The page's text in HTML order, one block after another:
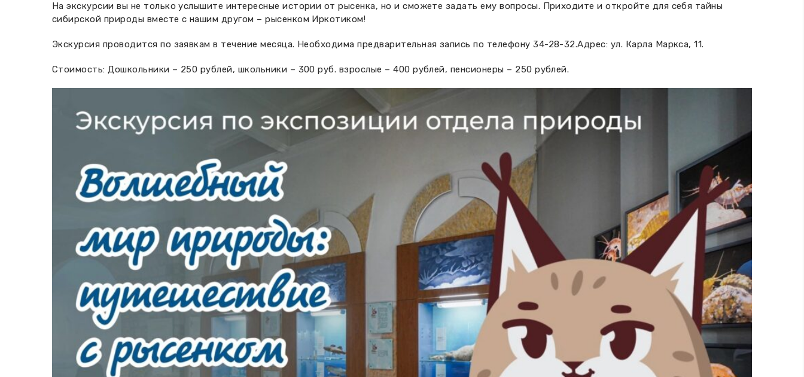
На экскурсии вы не только услышите интересные истории от рысенка, но и сможете задать ему вопросы. Приходите и откройте для себя тайны
сибирской природы вместе с нашим другом – рысенком Иркотиком!
Экскурсия проводится по заявкам в течение месяца. Необходима предварительная запись по телефону 34-28-32.Адрес: ул. Карла Маркса, 11.
Стоимость: Дошкольники – 250 рублей, школьники – 300 руб. взрослые – 400 рублей, пенсионеры – 250 рублей.